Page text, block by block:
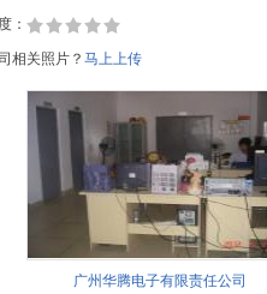
：
相关照片？ 马上上传
广州华腾电子有限责任公司